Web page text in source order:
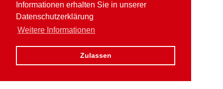
Informationen erhalten Sie in unserer
Datenschutzerklärung
Weitere Informationen
Zulassen